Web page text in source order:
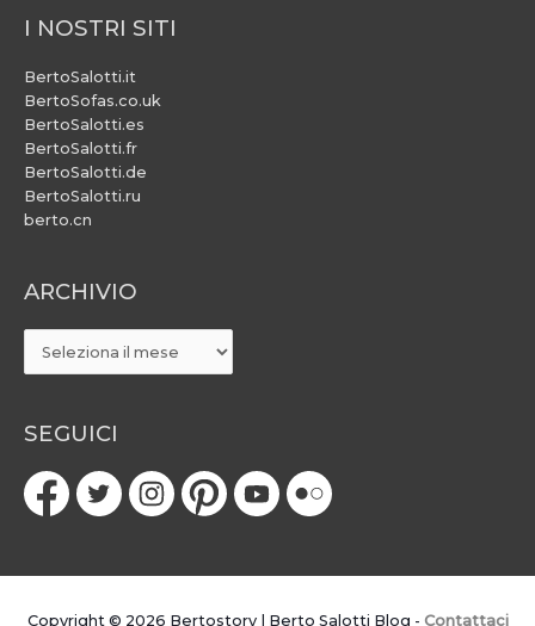
I NOSTRI SITI
BertoSalotti.it
BertoSofas.co.uk
BertoSalotti.es
BertoSalotti.fr
BertoSalotti.de
BertoSalotti.ru
berto.cn
ARCHIVIO
ARCHIVIO
SEGUICI
Copyright © 2026 Bertostory | Berto Salotti Blog - Contattaci